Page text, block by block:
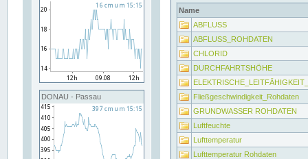
DONAU - Passau
Name
ABFLUSS
ABFLUSS_ROHDATEN
CHLORID
DURCHFAHRTSHÖHE
Fließgeschwindigkeit_Rohdaten
GRUNDWASSER ROHDATEN
Luftfeuchte
Lufttemperatur
Lufttemperatur Rohdaten